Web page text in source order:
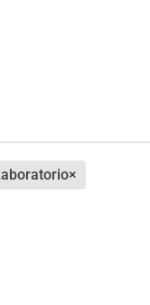
laboratorio×